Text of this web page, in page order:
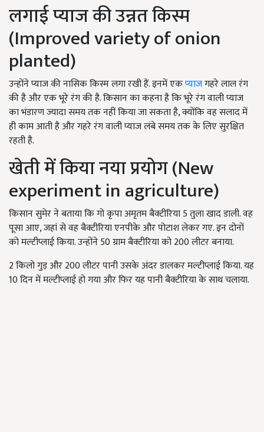
लगाई प्याज की उन्नत किस्म
(Improved variety of onion
planted)
उन्होंने प्याज की नासिक किस्म लगा रखी हैं. इनमें एकप्याजगहरे लाल रंग
की है और एक भूरे रंग की है. किसान का कहना है कि भूरे रंग वाली प्याज
का भंडारण ज्यादा समय तक नहीं किया जा सकता है, क्योंकि वह सलाद में
ही काम आती है और गहरे रंग वाली प्याज लंबे समय तक के लिए सुरक्षित
रहती है.
खेती में किया नया प्रयोग (New
experiment in agriculture)
किसान सुमेर ने बताया कि गो कृपा अमृतम बैक्टीरिया 5 तुला खाद डाली. वह
पूसा आए, जहां से वह बैक्टीरिया एनपीके और पोटाश लेकर गए. इन दोनों
को मल्टीप्लाई किया. उन्होंने 50 ग्राम बैक्टीरिया को 200 लीटर बनाया.
2 किलो गुड़ और 200 लीटर पानी उसके अंदर डालकर मल्टीप्लाई किया. यह
10 दिन में मल्टीप्लाई हो गया और फिर यह पानी बैक्टीरिया के साथ चलाया.